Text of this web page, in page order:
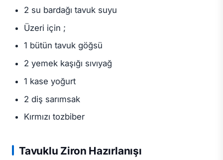
2 su bardağı tavuk suyu
Üzeri için ;
1 bütün tavuk göğsü
2 yemek kaşığı sıvıyağ
1 kase yoğurt
2 diş sarımsak
Kırmızı tozbiber
Tavuklu Ziron Hazırlanışı